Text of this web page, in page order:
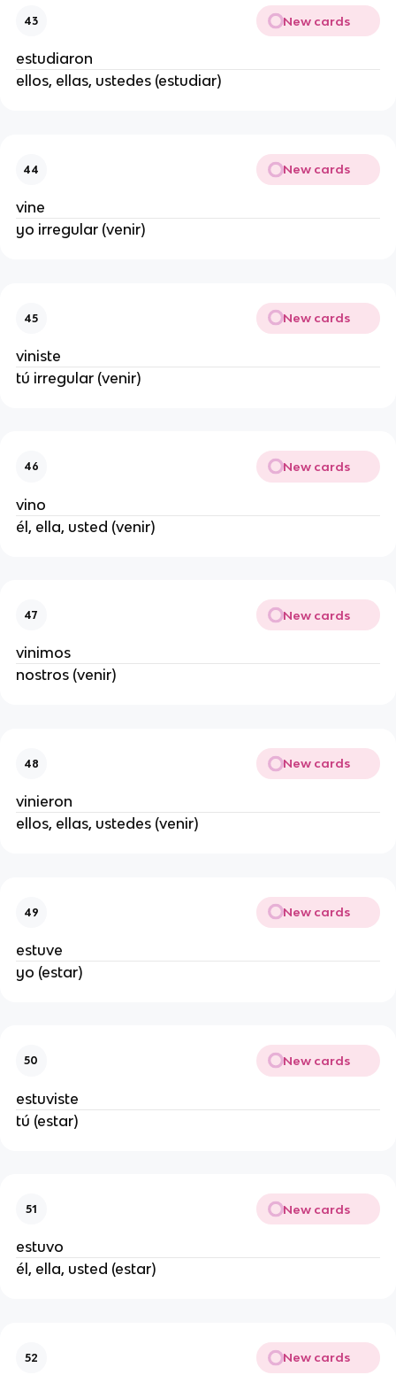
43 New cards
estudiaron
ellos, ellas, ustedes (estudiar)
44 New cards
vine
yo irregular (venir)
45 New cards
viniste
tú irregular (venir)
46 New cards
vino
él, ella, usted (venir)
47 New cards
vinimos
nostros (venir)
48 New cards
vinieron
ellos, ellas, ustedes (venir)
49 New cards
estuve
yo (estar)
50 New cards
estuviste
tú (estar)
51 New cards
estuvo
él, ella, usted (estar)
52 New cards